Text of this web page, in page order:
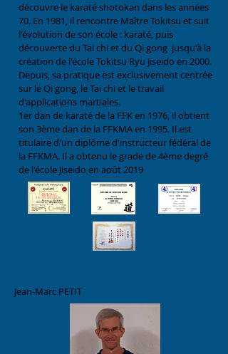
découvre le karaté shotokan dans les années
70. En 1981, il rencontre Maître Tokitsu et suit
l'évolution de son école : karaté, puis
découverte du Tai chi et du Qi gong jusqu'à la
création de l'école Tokitsu Ryu Jiseido en 2000.
Depuis, sa pratique est exclusivement centrée
sur le Qi gong, le Tai chi et le travail
d'applications martiales.
1er dan de karaté de la FFK en 1976, il obtient
son 3ème dan de la FFKMA en 1995. Il est
titulaire d'un diplôme d'instructeur fédéral de
la FFKMA. Il a obtenu le grade de 4ème degré
de l'école Jiseido en août 2019
Jean-Marc PETIT